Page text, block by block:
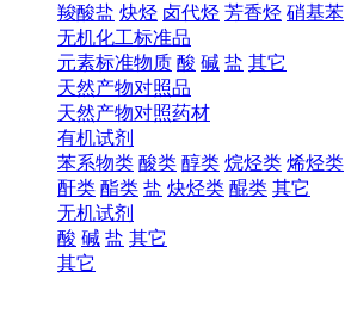
羧酸盐 炔烃 卤代烃 芳香烃 硝基苯
无机化工标准品
元素标准物质 酸 碱 盐 其它
天然产物对照品
天然产物对照药材
有机试剂
苯系物类 酸类 醇类 烷烃类 烯烃类
酐类 酯类 盐 炔烃类 醌类 其它
无机试剂
酸 碱 盐 其它
其它